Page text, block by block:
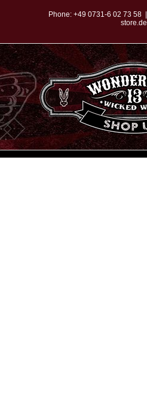
springen
Phone: +49 0731-6 02 73 58
store.de